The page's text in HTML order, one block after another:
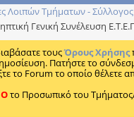
Λοιπών Τμήματων -
Γενική Συνέλευση
τουςΌρους Χρήσης
Πατήστε το
το Forum το οποίο θέλετε
το Προσωπικό του